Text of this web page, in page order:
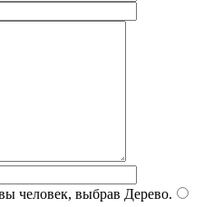
человек, выбрав Дерево.